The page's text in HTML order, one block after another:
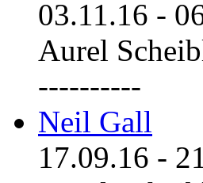
03.11.16 -
Aurel
----------
Neil Gall
17.09.16 -